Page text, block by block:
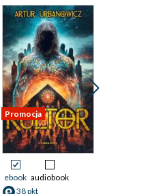
Promocja
ebook audiobook
38 pkt